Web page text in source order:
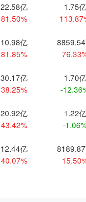
22.58亿
81.50%
1.75亿
10.98亿
81.85%
30.17亿
38.25%
1.70亿
-
20.92亿
43.42%
1.22亿
-
12.44亿
40.07%